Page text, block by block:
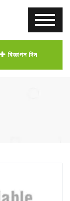
বিজ্ঞাপন দিন